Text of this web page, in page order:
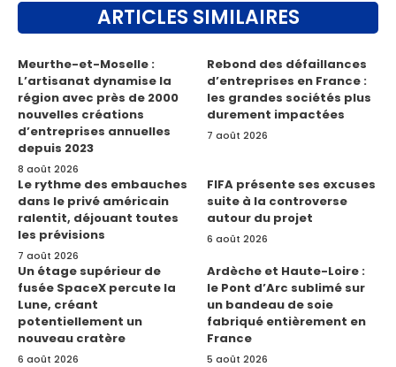
ARTICLES SIMILAIRES
Meurthe-et-Moselle :
L’artisanat dynamise la
région avec près de 2000
nouvelles créations
d’entreprises annuelles
depuis 2023
8 août 2026
Rebond des défaillances
d’entreprises en France :
les grandes sociétés plus
durement impactées
7 août 2026
Le rythme des embauches
dans le privé américain
ralentit, déjouant toutes
les prévisions
7 août 2026
FIFA présente ses excuses
suite à la controverse
autour du projet
6 août 2026
Un étage supérieur de
fusée SpaceX percute la
Lune, créant
potentiellement un
nouveau cratère
6 août 2026
Ardèche et Haute-Loire :
le Pont d’Arc sublimé sur
un bandeau de soie
fabriqué entièrement en
France
5 août 2026